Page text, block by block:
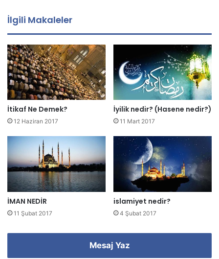
a
d
r
e
s
i
n
i
z
g
i
i
n
İlgili Makaleler
İtikaf Ne Demek?
12 Haziran 2017
İyilik nedir? (Hasene nedir?)
11 Mart 2017
İMAN NEDİR
11 Şubat 2017
islamiyet nedir?
4 Şubat 2017
Mesaj Yaz